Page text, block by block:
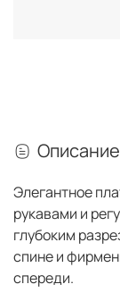
Описание
Элегантное
рукавами и
глубоким
спине и
спереди.